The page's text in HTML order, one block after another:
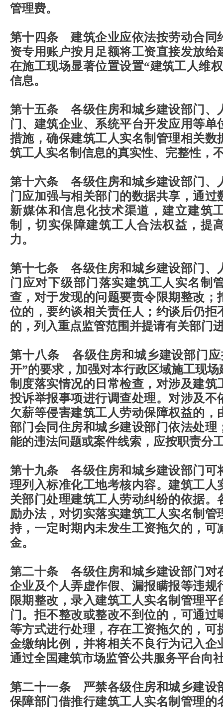
管理费。
第十四条 建筑企业应依法按劳动合同
资专用账户按月足额将工资直接发放给
在施工现场显著位置设置“建筑工人维
信息。
第十五条 各级住房和城乡建设部门、
门、建筑企业、系统平台开发应用等单
措施，确保建筑工人实名制管理相关数
筑工人实名制信息的真实性、完整性，
第十六条 各级住房和城乡建设部门、
门应加强与相关部门的数据共享，通过
新媒体和信息化技术渠道，建立建筑
制，切实保障建筑工人合法权益，提
力。
第十七条 各级住房和城乡建设部门、
门应对下级部门落实建筑工人实名制
查，对于发现的问题要责令限期整改；
位的，要约谈相关责任人；约谈后仍拒
的，列入重点监管范围并提请有关部门
第十八条 各级住房和城乡建设部门应
开”的要求，加强对本行政区域施工现
制度落实情况的日常检查，对涉及建筑
投诉举报事项进行调查处理。对涉及不
欠薪等侵害建筑工人劳动保障权益的，
部门会同住房和城乡建设部门依法处理
能的违法问题或案件线索，应按职责分
第十九条 各级住房和城乡建设部门可
理列入标准化工地考核内容。建筑工人
关部门处理建筑工人劳动纠纷的依据。
励办法，对切实落实建筑工人实名制管
持，一定时期内未发生工资拖欠的，可
金。
第二十条 各级住房和城乡建设部门对
企业及个人弄虚作假、漏报瞒报等违规
限期整改，录入建筑工人实名制管理平
门。拒不整改或整改不到位的，可通过
等方式进行处理，存在工资拖欠的，可
金缴纳比例，并将相关不良行为记入企
通过全国建筑市场监管公共服务平台向
第二十一条 严禁各级住房和城乡建设
保障部门借推行建筑工人实名制管理的